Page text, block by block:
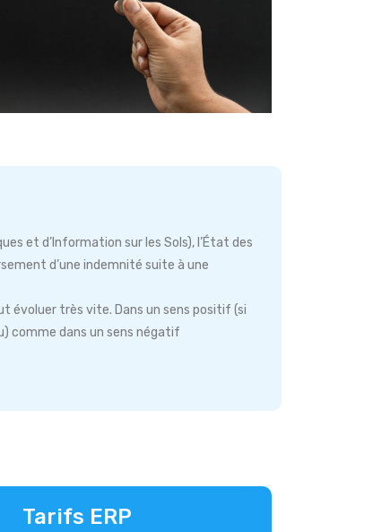
et d’Information sur les Sols), l’État des
d’une indemnité suite à une
évoluer très vite. Dans un sens positif (si
comme dans un sens négatif
Tarifs ERP